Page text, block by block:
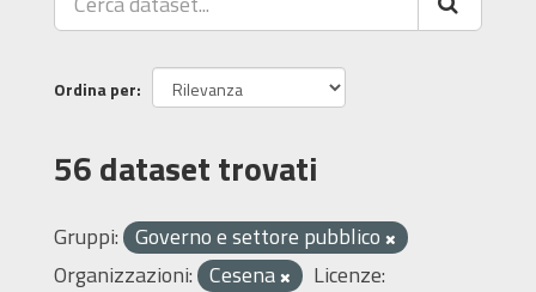
Ordina per
56 dataset trovati
Gruppi: Governo e settore pubblico
Organizzazioni: Cesena
Licenze: